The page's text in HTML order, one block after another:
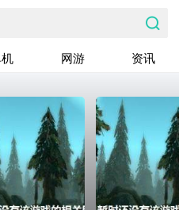
网游 资讯